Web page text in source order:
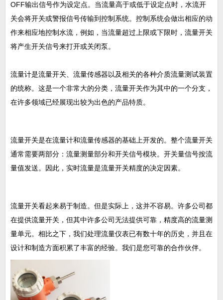
OFF输出信号作为设定点。当流量高于或低于设定点时，水流开
关会将开关或警报信号传输到控制系统。控制系统会做出相应的动
作来相应地控制水流，例如，当流量超过上限或下限时，流量开关
将产生开关信号来打开或关闭泵。
流量计是流量开关、流量传感器以及相关的各种介质流量测试装置
的统称。这是一个非常大的分类，流量开关作为其中的一个分支，
在许多领域已经展现出较为出色的产品特质。
流量开关是在流量计和流量传感器的基础上开发的。整个流量开关
通常需要两部分：流量测量部分和开关信号模块。开关量信号按流
量值发送。因此，实时流量是流量开关精度的决定因素。
流量开关看起来易于制造。但是实际上，这并不容易。许多公司都
在提供流量开关，但其中许多公司无法提供可靠，精度高的流量测
量单元。相比之下，我们处理流量仪表已有数十年的历史，并且在
设计和制造方面积累了丰富的经验。我们是您可靠的合作伙伴。